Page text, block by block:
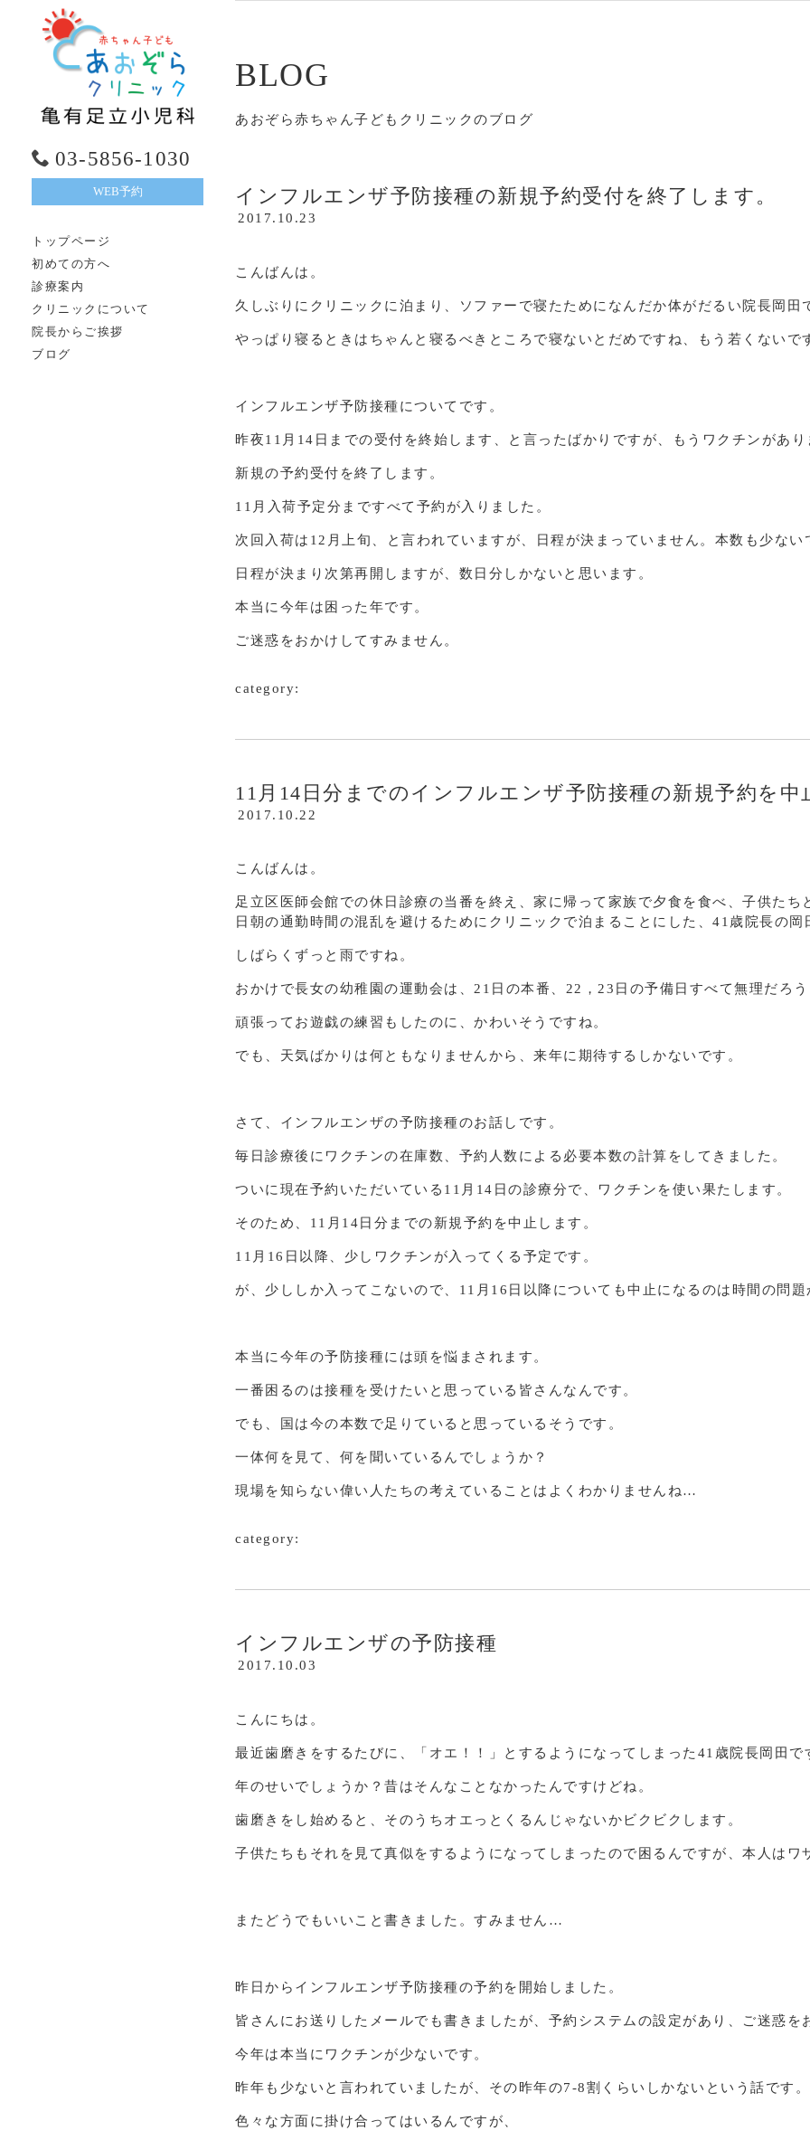
03-5856-1030
WEB予約
トップページ
初めての方へ
診療案内
クリニックについて
院長からご挨拶
ブログ
BLOG
あおぞら赤ちゃん子どもクリニックのブログ
インフルエンザ予防接種の新規予約受付を終了します。
2017.10.23
こんばんは。
久しぶりにクリニックに泊まり、ソファーで寝たためになんだか体がだるい院長岡田
やっぱり寝るときはちゃんと寝るべきところで寝ないとだめですね、もう若くない
インフルエンザ予防接種についてです。
昨夜11月14日までの受付を終始します、と言ったばかりですが、もうワクチンがあり
新規の予約受付を終了します。
11月入荷予定分まですべて予約が入りました。
次回入荷は12月上旬、と言われていますが、日程が決まっていません。本数も少ない
日程が決まり次第再開しますが、数日分しかないと思います。
本当に今年は困った年です。
ご迷惑をおかけしてすみません。
category:
11月14日分までのインフルエンザ予防接種の新規予約を中
2017.10.22
こんばんは。
足立区医師会館での休日診療の当番を終え、家に帰って家族で夕食を食べ、子供た
日朝の通勤時間の混乱を避けるためにクリニックで泊まることにした、41歳院長の岡
しばらくずっと雨ですね。
おかけで長女の幼稚園の運動会は、21日の本番、22，23日の予備日すべて無理だろ
頑張ってお遊戯の練習もしたのに、かわいそうですね。
でも、天気ばかりは何ともなりませんから、来年に期待するしかないです。
さて、インフルエンザの予防接種のお話しです。
毎日診療後にワクチンの在庫数、予約人数による必要本数の計算をしてきました。
ついに現在予約いただいている11月14日の診療分で、ワクチンを使い果たします。
そのため、11月14日分までの新規予約を中止します。
11月16日以降、少しワクチンが入ってくる予定です。
が、少ししか入ってこないので、11月16日以降についても中止になるのは時間の問
本当に今年の予防接種には頭を悩まされます。
一番困るのは接種を受けたいと思っている皆さんなんです。
でも、国は今の本数で足りていると思っているそうです。
一体何を見て、何を聞いているんでしょうか？
現場を知らない偉い人たちの考えていることはよくわかりませんね…
category:
インフルエンザの予防接種
2017.10.03
こんにちは。
最近歯磨きをするたびに、「オエ！！」とするようになってしまった41歳院長岡田で
年のせいでしょうか？昔はそんなことなかったんですけどね。
歯磨きをし始めると、そのうちオエっとくるんじゃないかビクビクします。
子供たちもそれを見て真似をするようになってしまったので困るんですが、本人は
またどうでもいいこと書きました。すみません…
昨日からインフルエンザ予防接種の予約を開始しました。
皆さんにお送りしたメールでも書きましたが、予約システムの設定があり、ご迷惑
今年は本当にワクチンが少ないです。
昨年も少ないと言われていましたが、その昨年の7‐8割くらいしかないという話です。
色々な方面に掛け合ってはいるんですが、